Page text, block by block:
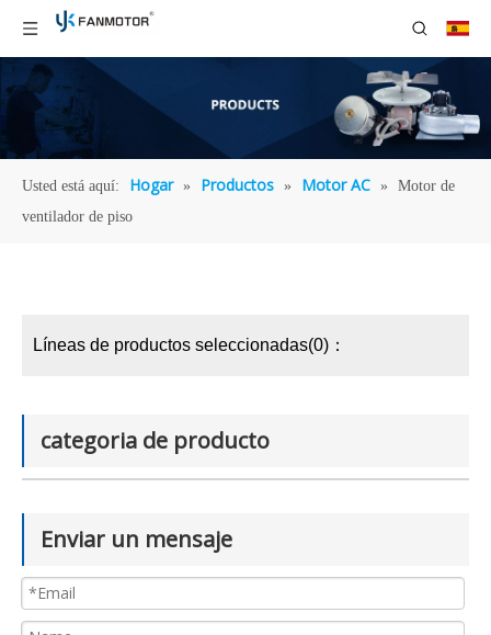
Usted está aquí: Hogar » Productos » Motor AC »
Motor de
ventilador de piso
Líneas de productos seleccionadas(0)：
categoria de producto
Enviar un mensaje